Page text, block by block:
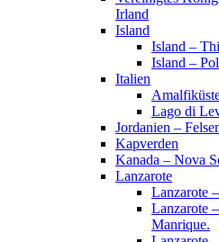
Irland
Island
Island –
Island –
Italien
Lago di
Jordanien –
Kapverden
Kanada – Nova
Lanzarote
Lanzarote
Lanzarote
Manrique.